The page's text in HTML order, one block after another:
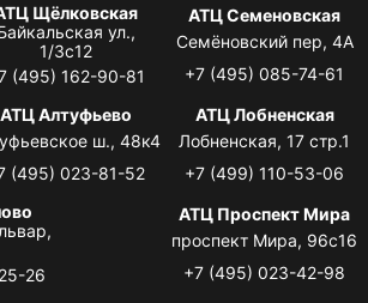
Щёлковская
ул.,
1/3с12
(495) 162-90-81
АТЦ Семеновская
Семёновский пер, 4А
+7 (495) 085-74-61
АТЦ Алтуфьево
ш., 48к4
(495) 023-81-52
АТЦ Лобненская
Лобненская, 17 стр.1
+7 (499) 110-53-06
26
АТЦ Проспект Мира
проспект Мира, 96с16
+7 (495) 023-42-98